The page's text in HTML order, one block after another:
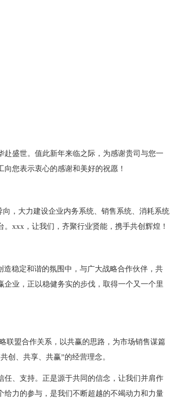
盛世。值此新年来临之际，为感谢贵司与您一
您表示衷心的感谢和美好的祝愿！
，大力建设企业内务系统、销售系统、消耗系统
xxx，让我们，齐聚行业贤能，携手共创辉煌！
稳定和谐的氛围中，与广大战略合作伙伴，共
业，正以稳健务实的步伐，取得一个又一个里
联盟合作关系，以共赢的思路，为市场销售谋篇
创、共享、共赢”的经营理念。
、支持。正是源于共同的信念，让我们并肩作
力的参与，是我们不断超越的不竭动力和力量